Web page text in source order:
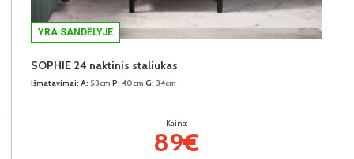
YRA SANDĖLYJE
SOPHIE 24 naktinis staliukas
Išmatavimai: A: 53cm P: 40cm G: 34cm
Kaina:
89€